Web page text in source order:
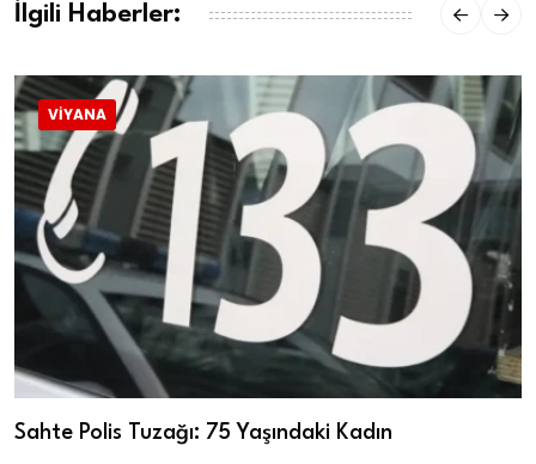
İlgili Haberler:
VIYANA
Sahte Polis Tuzağı: 75 Yaşındaki Kadın